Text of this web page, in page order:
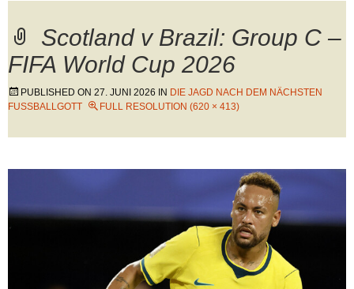
Scotland v Brazil: Group C –
FIFA World Cup 2026
PUBLISHED ON 27. JUNI 2026 IN DIE JAGD NACH DEM NÄCHSTEN
FUSSBALLGOTT
FULL RESOLUTION (620 × 413)